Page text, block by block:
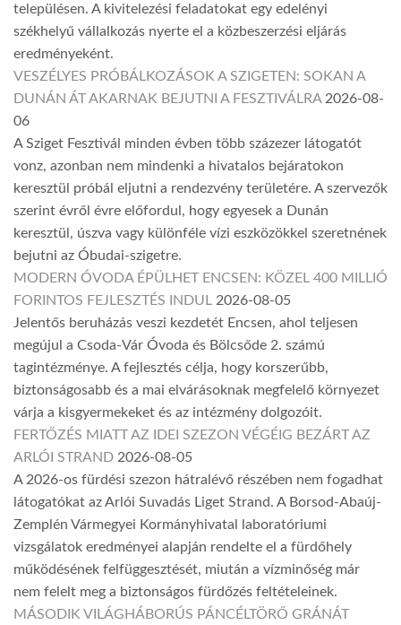
településen. A kivitelezési feladatokat egy edelényi
székhelyű vállalkozás nyerte el a közbeszerzési eljárás
eredményeként.
VESZÉLYES PRÓBÁLKOZÁSOK A SZIGETEN: SOKAN A
DUNÁN ÁT AKARNAK BEJUTNI A FESZTIVÁLRA 2026-08-
06
A Sziget Fesztivál minden évben több százezer látogatót
vonz, azonban nem mindenki a hivatalos bejáratokon
keresztül próbál eljutni a rendezvény területére. A szervezők
szerint évről évre előfordul, hogy egyesek a Dunán
keresztül, úszva vagy különféle vízi eszközökkel szeretnének
bejutni az Óbudai-szigetre.
MODERN ÓVODA ÉPÜLHET ENCSEN: KÖZEL 400 MILLIÓ
FORINTOS FEJLESZTÉS INDUL 2026-08-05
Jelentős beruházás veszi kezdetét Encsen, ahol teljesen
megújul a Csoda-Vár Óvoda és Bölcsőde 2. számú
tagintézménye. A fejlesztés célja, hogy korszerűbb,
biztonságosabb és a mai elvárásoknak megfelelő környezet
várja a kisgyermekeket és az intézmény dolgozóit.
FERTŐZÉS MIATT AZ IDEI SZEZON VÉGÉIG BEZÁRT AZ
ARLÓI STRAND 2026-08-05
A 2026-os fürdési szezon hátralévő részében nem fogadhat
látogatókat az Arlói Suvadás Liget Strand. A Borsod-Abaúj-
Zemplén Vármegyei Kormányhivatal laboratóriumi
vizsgálatok eredményei alapján rendelte el a fürdőhely
működésének felfüggesztését, miután a vízminőség már
nem felelt meg a biztonságos fürdőzés feltételeinek.
MÁSODIK VILÁGHÁBORÚS PÁNCÉLTÖRŐ GRÁNÁT